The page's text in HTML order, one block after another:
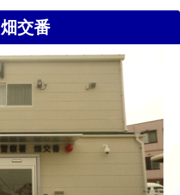
畑交番